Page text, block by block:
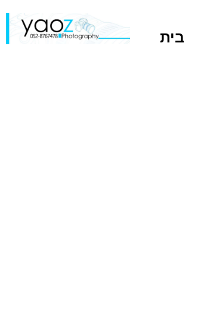
content
בית